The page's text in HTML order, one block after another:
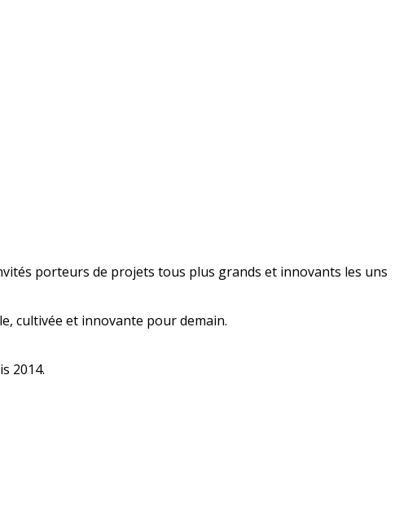
porteurs de projets tous plus grands et innovants les uns
cultivée et innovante pour demain.
2014.